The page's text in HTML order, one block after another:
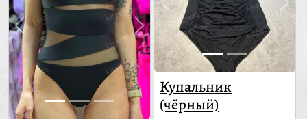
Купальник
(чёрный)